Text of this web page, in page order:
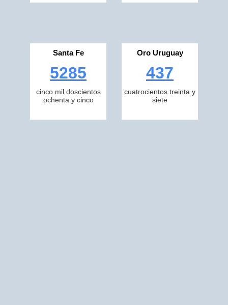
Santa Fe
5285
cinco mil doscientos
ochenta y cinco
Oro Uruguay
437
cuatrocientos treinta y
siete